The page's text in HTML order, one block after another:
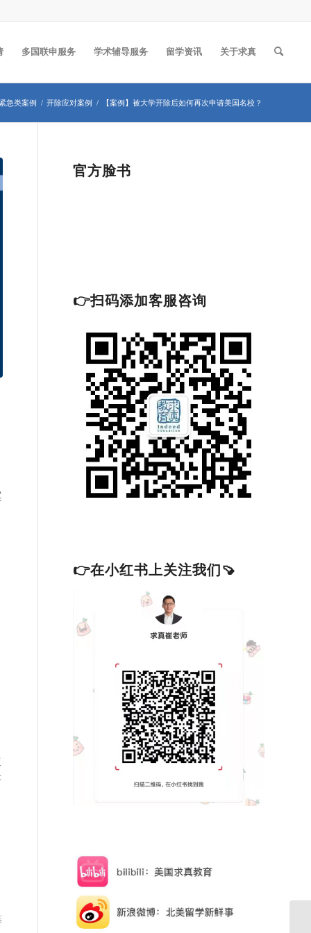
多国联申服务 学术辅导服务 留学资讯 关于求真
急类案例 / 开除应对案例 / 【案例】被大学开除后如何再次申请美国名校？
官方脸书
👉扫码添加客服咨询
👉在小红书上关注我们🍠